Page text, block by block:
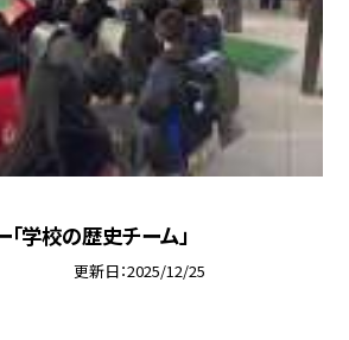
学校の歴史チーム」
更新日 2025/12/25